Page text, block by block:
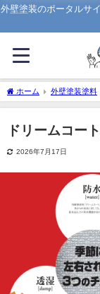
外壁塗装のポータルサ
ホーム 外壁塗装塗料
ドリームコー
2026年7月17日